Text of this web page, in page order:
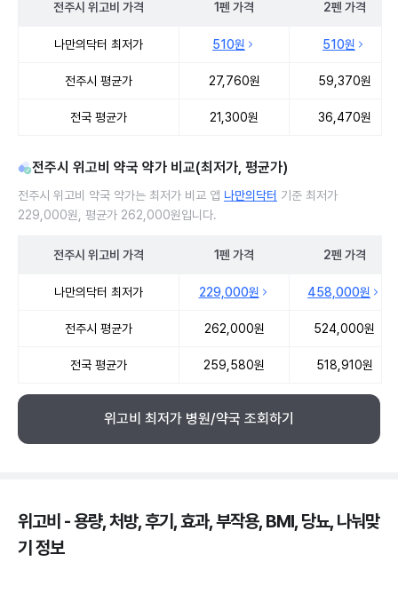
전주시 위고비 가격 1펜 가격 2펜 가격
나만의닥터 최저가 510원 510원
전주시 평균가 27,760원 59,370원
전국 평균가 21,300원 36,470원
전주시 위고비 약국 약가 비교(최저가, 평균가)
전주시 위고비 약국 약가는 최저가 비교 앱 나만의닥터 기준 최저가
229,000원, 평균가 262,000원입니다.
전주시 위고비 가격 1펜 가격 2펜 가격
나만의닥터 최저가 229,000원 458,000원
전주시 평균가 262,000원 524,000원
전국 평균가 259,580원 518,910원
위고비 최저가 병원/약국 조회하기
위고비 - 용량, 처방, 후기, 효과, 부작용, BMI, 당뇨, 나눠맞
기 정보